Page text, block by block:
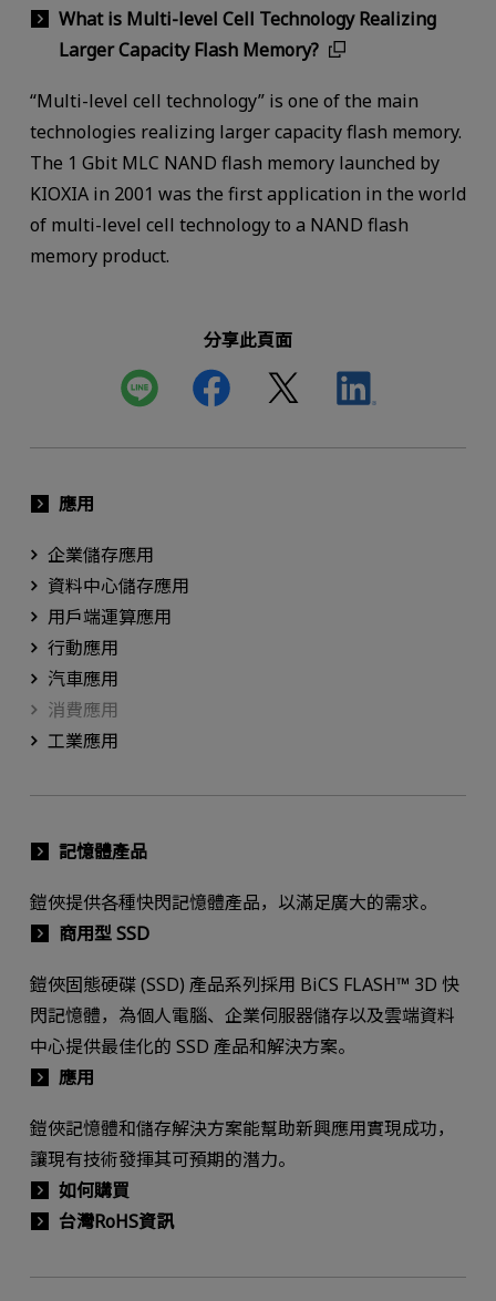
What is Multi-level Cell Technology Realizing
Larger Capacity Flash Memory?
“Multi-level cell technology” is one of the main
technologies realizing larger capacity flash memory.
The 1 Gbit MLC NAND flash memory launched by
KIOXIA in 2001 was the first application in the world
of multi-level cell technology to a NAND flash
memory product.
分享此頁面
應用
企業儲存應用
資料中心儲存應用
用戶端運算應用
行動應用
汽車應用
消費應用
工業應用
記憶體產品
鎧俠提供各種快閃記憶體產品，以滿足廣大的需求。
商用型 SSD
鎧俠固態硬碟 (SSD) 產品系列採用 BiCS FLASH™ 3D 快
閃記憶體，為個人電腦、企業伺服器儲存以及雲端資料
中心提供最佳化的 SSD 產品和解決方案。
應用
鎧俠記憶體和儲存解決方案能幫助新興應用實現成功，
讓現有技術發揮其可預期的潛力。
如何購買
台灣RoHS資訊